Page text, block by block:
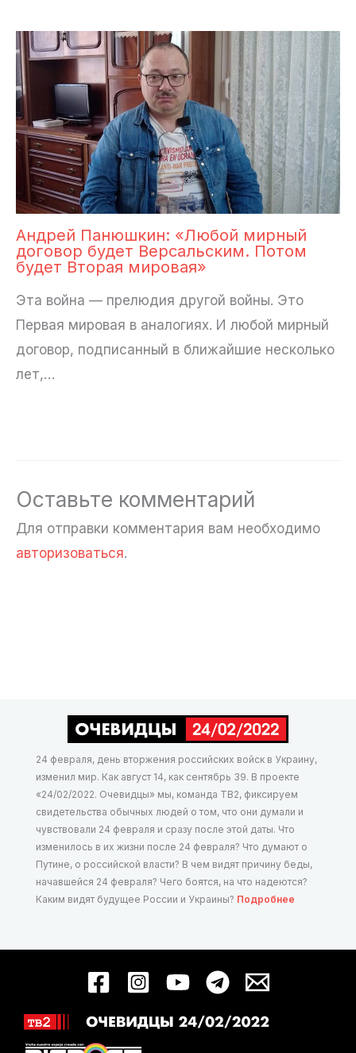
Андрей Панюшкин: «Любой мирный
договор будет Версальским. Потом
будет Вторая мировая»
Эта война — прелюдия другой войны. Это
Первая мировая в аналогиях. И любой мирный
договор, подписанный в ближайшие несколько
лет,…
Оставьте комментарий
Для отправки комментария вам необходимо
авторизоваться.
24 февраля, день вторжения российских войск в Украину,
изменил мир. Как август 14, как сентябрь 39. В проекте
«24/02/2022. Очевидцы» мы, команда ТВ2, фиксируем
свидетельства обычных людей о том, что они думали и
чувствовали 24 февраля и сразу после этой даты. Что
изменилось в их жизни после 24 февраля? Что думают о
Путине, о российской власти? В чем видят причину беды,
начавшейся 24 февраля? Чего боятся, на что надеются?
Каким видят будущее России и Украины? Подробнее